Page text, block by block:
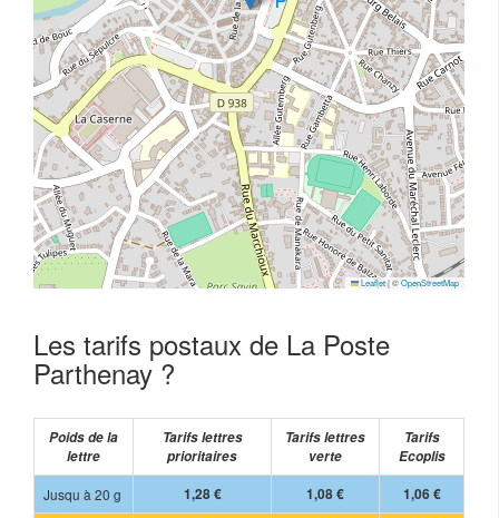
Leaflet|©OpenStreetMap
Les tarifs postaux de La Poste
Parthenay ?
Poids de la
lettre
Tarifs lettres
prioritaires
Tarifs lettres
verte
Tarifs
Ecoplis
Jusqu à 20 g
1,28 € 1,08 €
1,06 €